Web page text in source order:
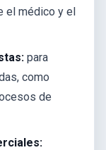
el médico y el
para
como
de